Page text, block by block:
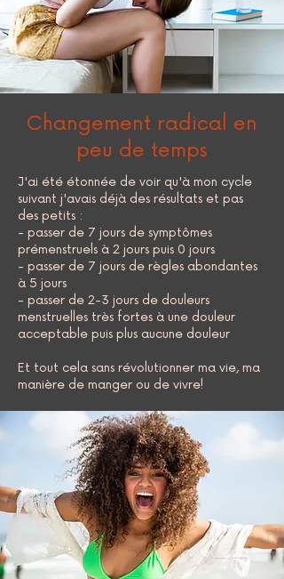
Changement radical en
peu de temps
J'ai été étonnée de voir qu'à mon cycle
suivant j'avais déjà des résultats et pas
des petits :
- passer de 7 jours de symptômes
prémenstruels à 2 jours puis 0 jours
- passer de 7 jours de règles abondantes
à 5 jours
- passer de 2-3 jours de douleurs
menstruelles très fortes à une douleur
acceptable puis plus aucune douleur
Et tout cela sans révolutionner ma vie, ma
manière de manger ou de vivre!